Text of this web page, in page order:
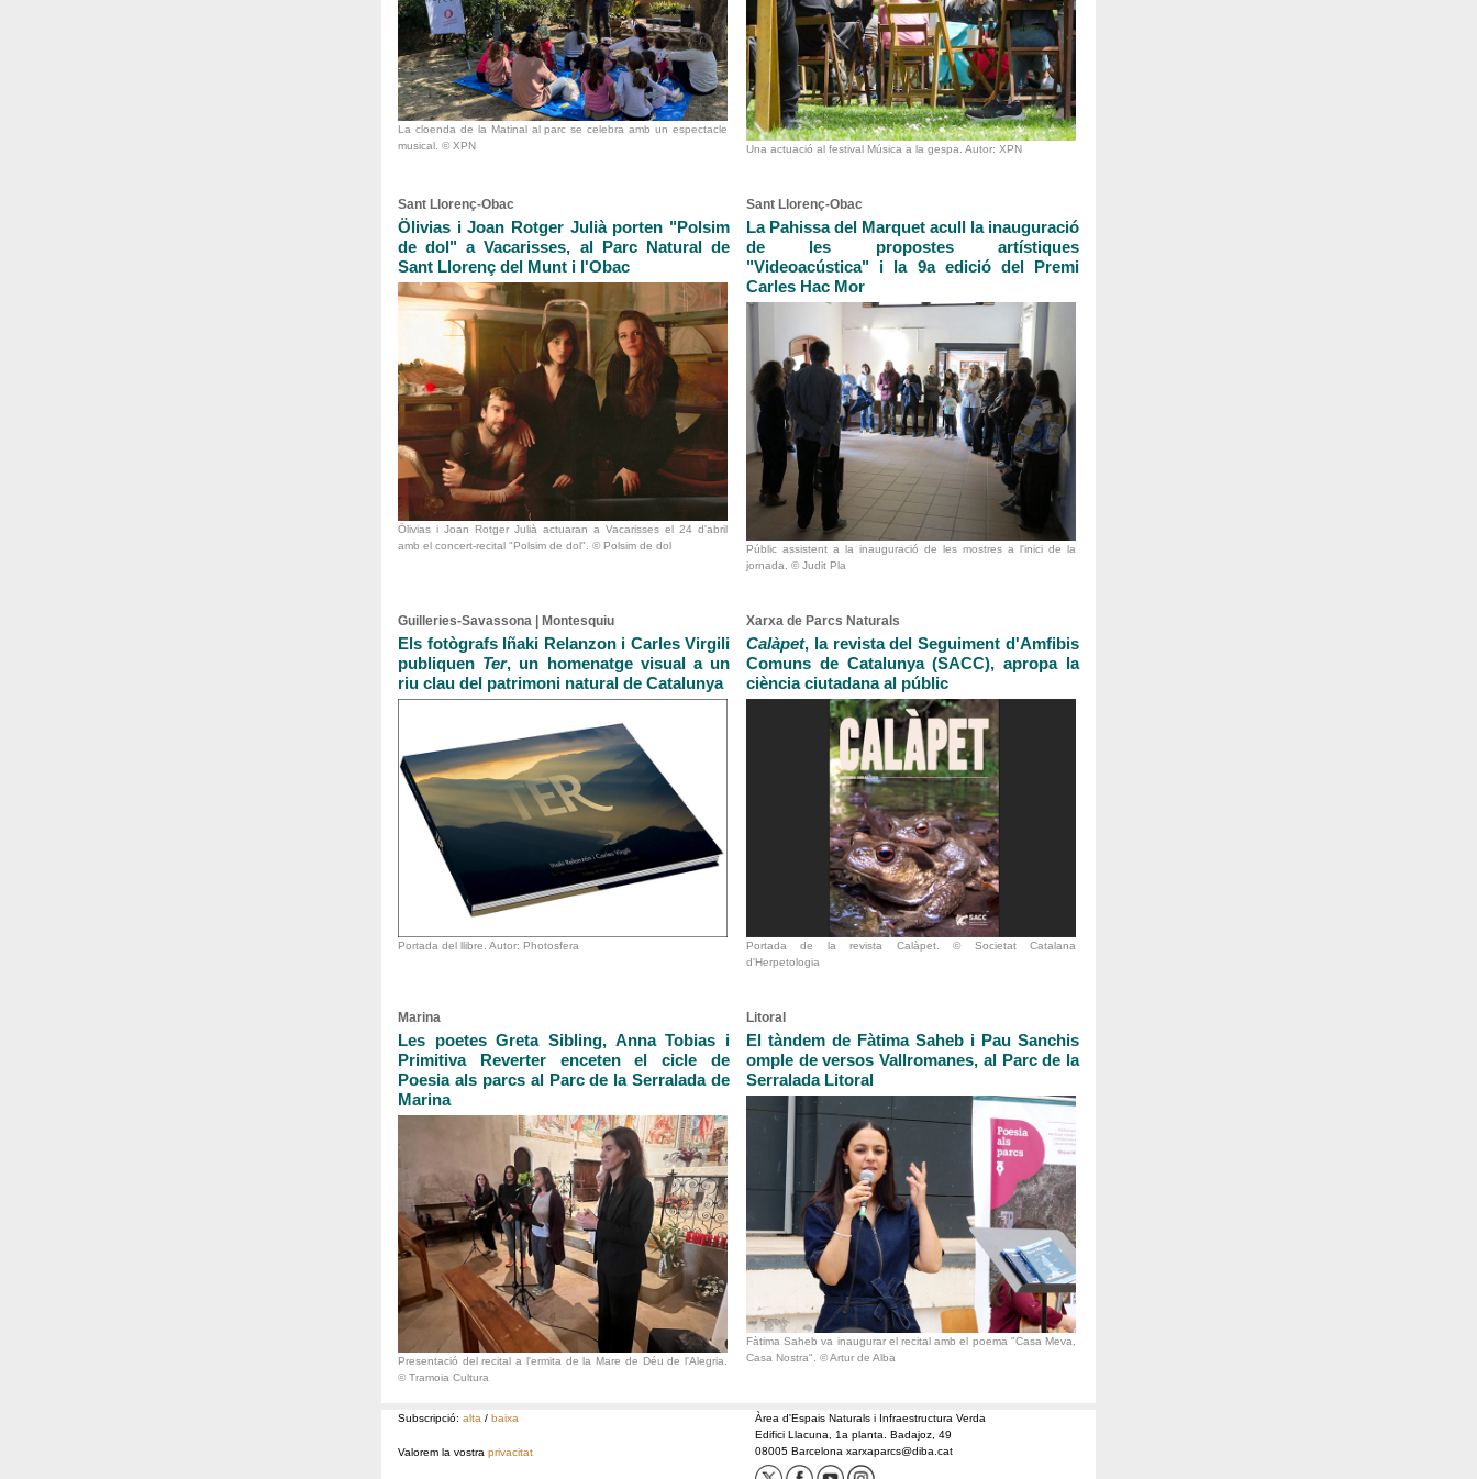
La cloenda de la Matinal al parc se celebra amb un espectacle
musical. © XPN
Una actuació al festival Música a la gespa. Autor: XPN
Sant Llorenç-Obac
Ölivias i Joan Rotger Julià porten "Polsim
de dol" a Vacarisses, al Parc Natural de
Sant Llorenç del Munt i l'Obac
Ölivias i Joan Rotger Julià actuaran a Vacarisses el 24 d'abril
amb el concert-recital "Polsim de dol". © Polsim de dol
Sant Llorenç-Obac
La Pahissa del Marquet acull la inauguració
de les propostes artístiques
"Videoacústica" i la 9a edició del Premi
Carles Hac Mor
Públic assistent a la inauguració de les mostres a l'inici de la
jornada. © Judit Pla
Guilleries-Savassona | Montesquiu
Els fotògrafs Iñaki Relanzon i Carles Virgili
publiquen Ter, un homenatge visual a un
riu clau del patrimoni natural de Catalunya
Portada del llibre. Autor: Photosfera
Xarxa de Parcs Naturals
Calàpet, la revista del Seguiment d'Amfibis
Comuns de Catalunya (SACC), apropa la
ciència ciutadana al públic
Portada de la revista Calàpet. © Societat Catalana
d'Herpetologia
Marina
Les poetes Greta Sibling, Anna Tobias i
Primitiva Reverter enceten el cicle de
Poesia als parcs al Parc de la Serralada de
Marina
Presentació del recital a l'ermita de la Mare de Déu de l'Alegria.
© Tramoia Cultura
Litoral
El tàndem de Fàtima Saheb i Pau Sanchis
omple de versos Vallromanes, al Parc de la
Serralada Litoral
Fàtima Saheb va inaugurar el recital amb el poema "Casa Meva,
Casa Nostra". © Artur de Alba
Subscripció: alta / baixa
Valorem la vostra privacitat
Àrea d'Espais Naturals i Infraestructura Verda
Edifici Llacuna, 1a planta. Badajoz, 49
08005 Barcelona xarxaparcs@diba.cat